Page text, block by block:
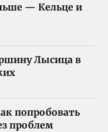
— Кельце и
Лысица в
попробовать
проблем